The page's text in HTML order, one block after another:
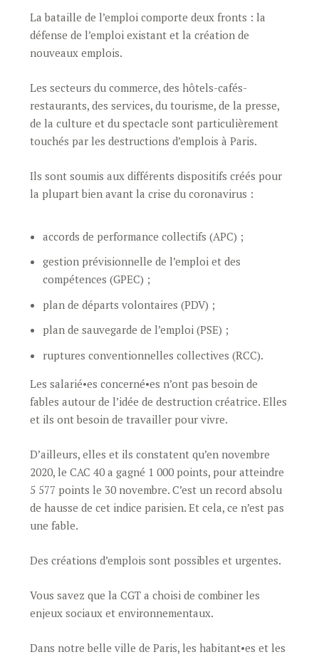
La bataille de l’emploi comporte deux fronts : la
défense de l’emploi existant et la création de
nouveaux emplois.
Les secteurs du commerce, des hôtels-cafés-
restaurants, des services, du tourisme, de la presse,
de la culture et du spectacle sont particulièrement
touchés par les destructions d’emplois à Paris.
Ils sont soumis aux différents dispositifs créés pour
la plupart bien avant la crise du coronavirus :
accords de performance collectifs (APC) ;
gestion prévisionnelle de l’emploi et des
compétences (GPEC) ;
plan de départs volontaires (PDV) ;
plan de sauvegarde de l’emploi (PSE) ;
ruptures conventionnelles collectives (RCC).
Les salarié•es concerné•es n’ont pas besoin de
fables autour de l’idée de destruction créatrice. Elles
et ils ont besoin de travailler pour vivre.
D’ailleurs, elles et ils constatent qu’en novembre
2020, le CAC 40 a gagné 1 000 points, pour atteindre
5 577 points le 30 novembre. C’est un record absolu
de hausse de cet indice parisien. Et cela, ce n’est pas
une fable.
Des créations d’emplois sont possibles et urgentes.
Vous savez que la CGT a choisi de combiner les
enjeux sociaux et environnementaux.
Dans notre belle ville de Paris, les habitant•es et les